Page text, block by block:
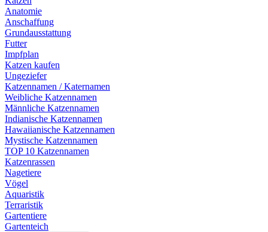
Anatomie
Anschaffung
Grundausstattung
Futter
Impfplan
Katzen kaufen
Ungeziefer
Katzennamen / Katernamen
Weibliche Katzennamen
Männliche Katzennamen
Indianische Katzennamen
Hawaiianische Katzennamen
Mystische Katzennamen
TOP 10 Katzennamen
Katzenrassen
Nagetiere
Vögel
Aquaristik
Terraristik
Gartentiere
Gartenteich